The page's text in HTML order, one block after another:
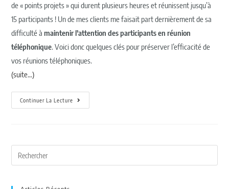
de « points projets » qui durent plusieurs heures et réunissent jusqu’à
15 participants ! Un de mes clients me faisait part dernièrement de sa
difficulté à maintenir l’attention des participants en réunion
téléphonique. Voici donc quelques clés pour préserver l’efficacité de
vos réunions téléphoniques.
(suite…)
Continuer La Lecture